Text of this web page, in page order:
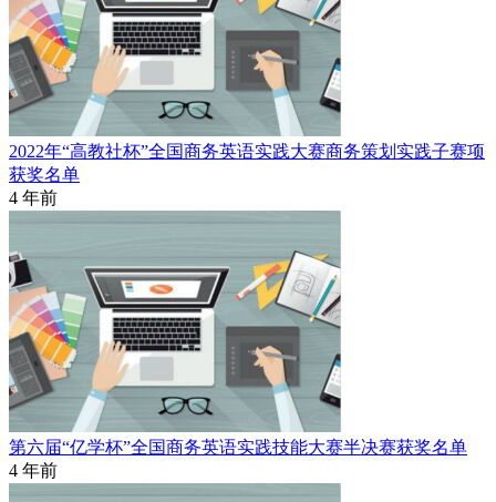
2022年“高教社杯”全国商务英语实践大赛商务策划实践子赛项
获奖名单
4 年前
第六届“亿学杯”全国商务英语实践技能大赛半决赛获奖名单
4 年前